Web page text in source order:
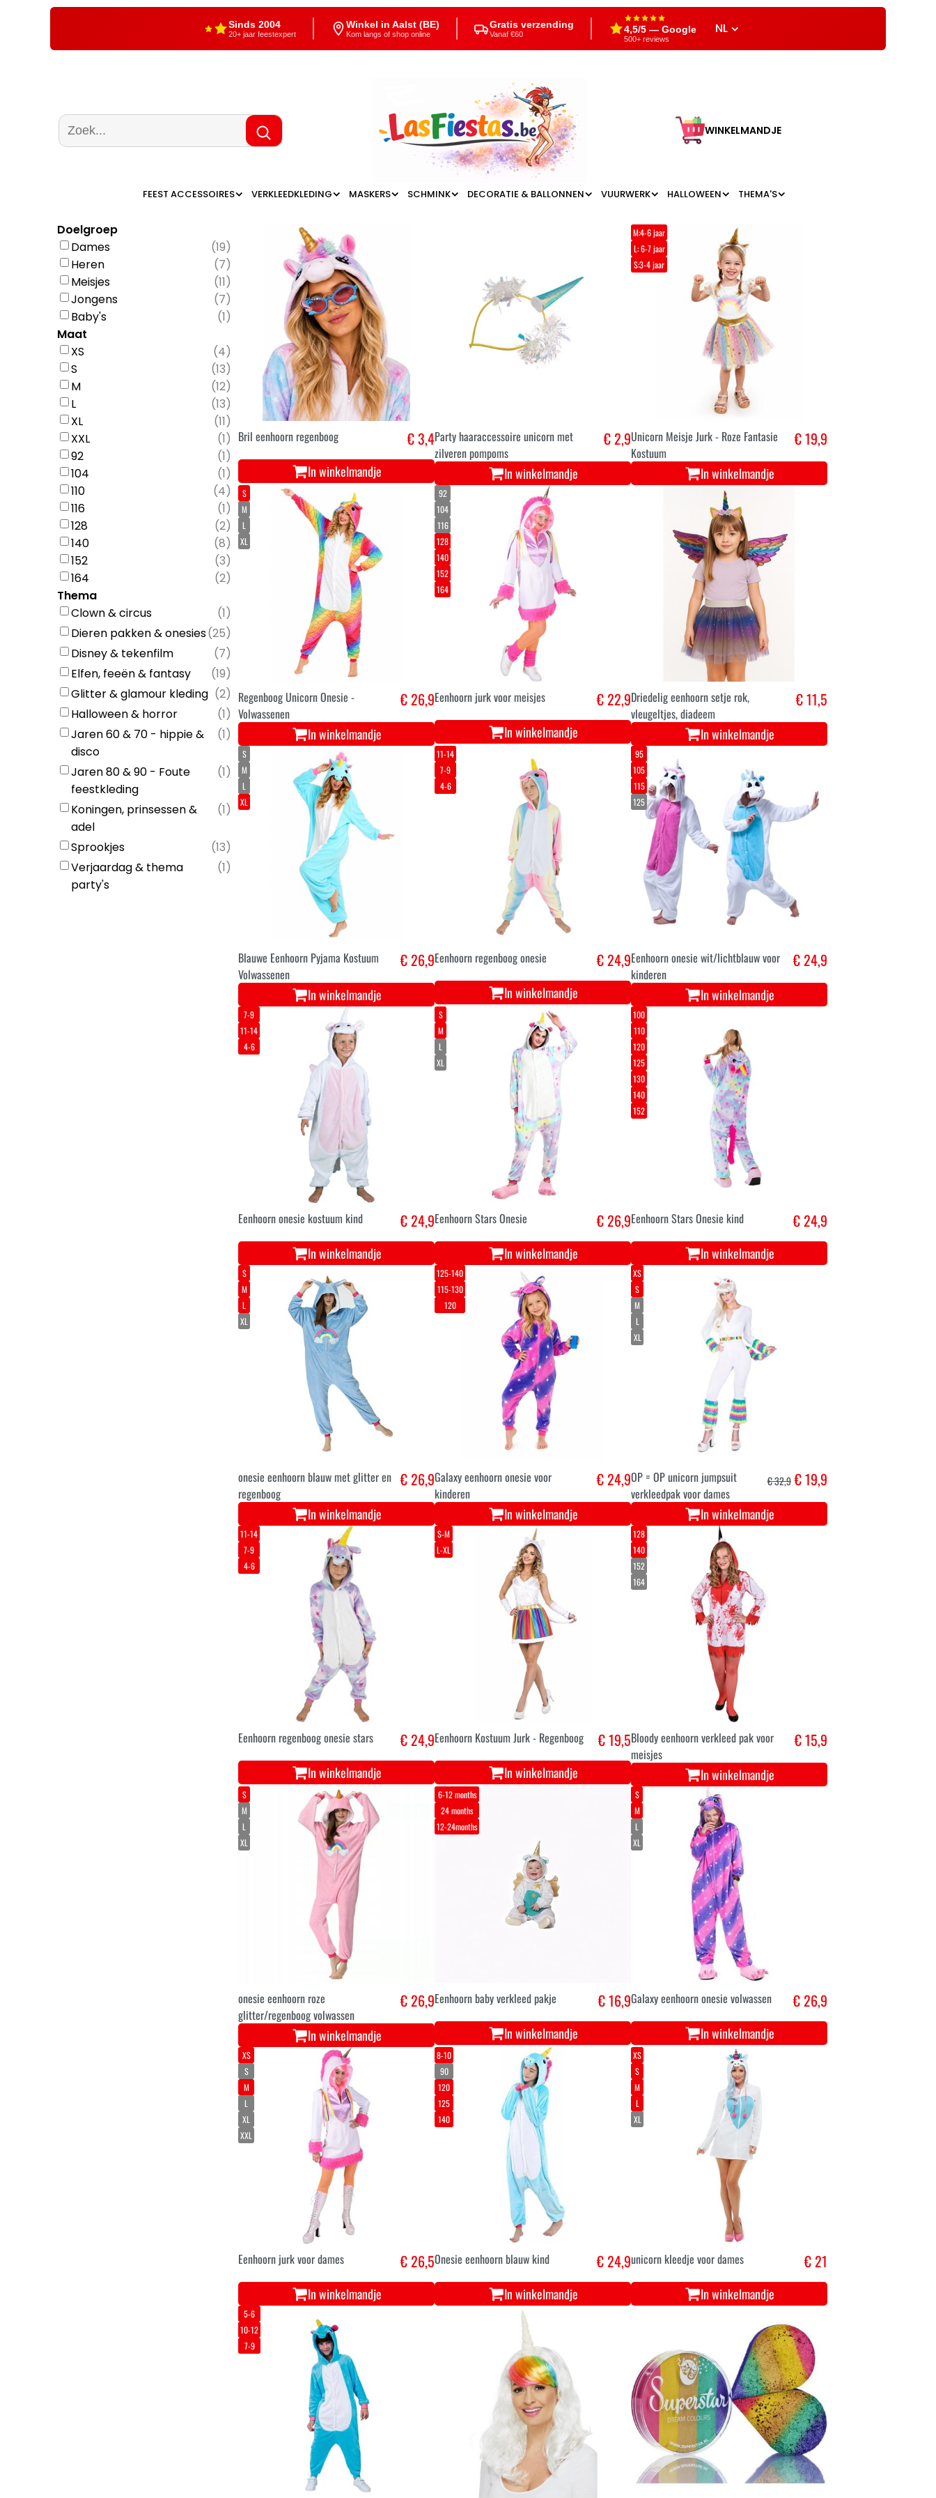
Sinds 2004
20+ jaar feestexpert
Winkel in Aalst (BE)
Kom langs of shop online
Gratis verzending
Vanaf €60 4,5/5 — Google
500+ reviews
NL
WINKELMANDJE
FEEST ACCESSOIRES VERKLEEDKLEDING MASKERS SCHMINK DECORATIE & BALLONNEN VUURWERK HALLOWEEN THEMA'S
Doelgroep
Dames
(19)
Heren
(7)
Meisjes
(11)
Jongens
(7)
Baby's
(1)
Maat
XS
(4)
S
(13)
M
(12)
L
(13)
XL
(11)
XXL
(1)
92
(1)
104
(1)
110
(4)
116
(1)
128
(2)
140
(8)
152
(3)
164
(2)
Thema
Clown & circus
(1)
Dieren pakken & onesies(25)
Disney & tekenfilm
(7)
Elfen, feeën & fantasy
(19)
Glitter & glamour kleding (2)
Halloween & horror
(1)
Jaren 60 & 70 - hippie &
disco
(1)
Jaren 80 & 90 - Foute
feestkleding
(1)
Koningen, prinsessen &
adel
(1)
Sprookjes (13)
Verjaardag & thema
party's
(1)
Bril eenhoorn regenboog € 3,4
In winkelmandje
Party haaraccessoire unicorn met
zilveren pompoms
€ 2,9
In winkelmandje
M:4-6 jaar
L: 6-7 jaar
S:3-4 jaar
Unicorn Meisje Jurk - Roze Fantasie
Kostuum
€ 19,9
In winkelmandje
S
M
L
XL
Regenboog Unicorn Onesie -
Volwassenen
€ 26,9
In winkelmandje
92
104
116
128
140
152
164
Eenhoorn jurk voor meisjes € 22,9
In winkelmandje
Driedelig eenhoorn setje rok,
vleugeltjes, diadeem
€ 11,5
In winkelmandje
S
M
L
XL
Blauwe Eenhoorn Pyjama Kostuum
Volwassenen
€ 26,9
In winkelmandje
11-14
7-9
4-6
Eenhoorn regenboog onesie € 24,9
In winkelmandje
95
105
115
125
Eenhoorn onesie wit/lichtblauw voor
kinderen
€ 24,9
In winkelmandje
7-9
11-14
4-6
Eenhoorn onesie kostuum kind € 24,9
In winkelmandje
S
M
L
XL
Eenhoorn Stars Onesie € 26,9
In winkelmandje
100
110
120
125
130
140
152
Eenhoorn Stars Onesie kind € 24,9
In winkelmandje
S
M
L
XL
onesie eenhoorn blauw met glitter en
regenboog
€ 26,9
In winkelmandje
125-140
115-130
120
Galaxy eenhoorn onesie voor
kinderen
€ 24,9
In winkelmandje
XS
S
M
L
XL
OP = OP unicorn jumpsuit
verkleedpak voor dames
€ 32,9€ 19,9
In winkelmandje
11-14
7-9
4-6
Eenhoorn regenboog onesie stars € 24,9
In winkelmandje
S-M
L-XL
Eenhoorn Kostuum Jurk - Regenboog € 19,5
In winkelmandje
128
140
152
164
Bloody eenhoorn verkleed pak voor
meisjes
€ 15,9
In winkelmandje
S
M
L
XL
onesie eenhoorn roze
glitter/regenboog volwassen
€ 26,9
In winkelmandje
6-12 months
24 months
12-24months
Eenhoorn baby verkleed pakje € 16,9
In winkelmandje
S
M
L
XL
Galaxy eenhoorn onesie volwassen € 26,9
In winkelmandje
XS
S
M
L
XL
XXL
Eenhoorn jurk voor dames € 26,5
In winkelmandje
8-10
90
120
125
140
Onesie eenhoorn blauw kind € 24,9
In winkelmandje
XS
S
M
L
XL
unicorn kleedje voor dames € 21
In winkelmandje
5-6
10-12
7-9